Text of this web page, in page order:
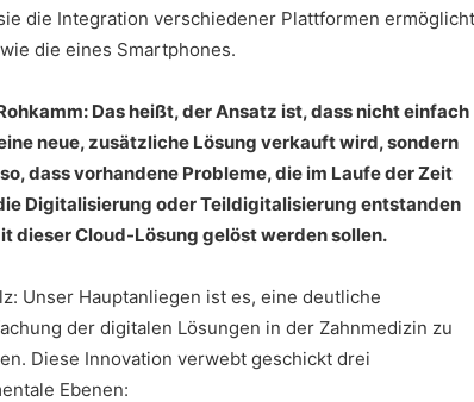
die Integration verschiedener Plattformen
die eines Smartphones.
Das heißt, der Ansatz ist, dass nicht einfach
neue, zusätzliche Lösung verkauft wird, sondern
dass vorhandene Probleme, die im Laufe der Zeit
Digitalisierung oder Teildigitalisierung entstanden
dieser Cloud-Lösung gelöst werden sollen.
Unser Hauptanliegen ist es, eine deutliche
der digitalen Lösungen in der Zahnmedizin zu
Diese Innovation verwebt geschickt drei
Ebenen: